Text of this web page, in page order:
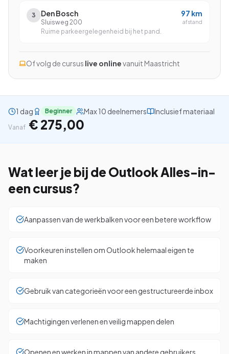
Bel ons: 023-5513409
Gratis studiegids downloaden
3 Den Bosch
Sluisweg 200
Ruime parkeergelegenheid bij het pand.
97 km
afstand
Of volg de cursus live onlinevanuit Maastricht
1 dag Beginner Max 10 deelnemers Inclusief materiaal
Vanaf € 275,00
Wat leer je bij de Outlook Alles-in-
een cursus?
Aanpassen van de werkbalken voor een betere workflow
Voorkeuren instellen om Outlook helemaal eigen te
maken
Gebruik van categorieën voor een gestructureerde inbox
Machtigingen verlenen en veilig mappen delen
Openen en werken in mappen van andere gebruikers